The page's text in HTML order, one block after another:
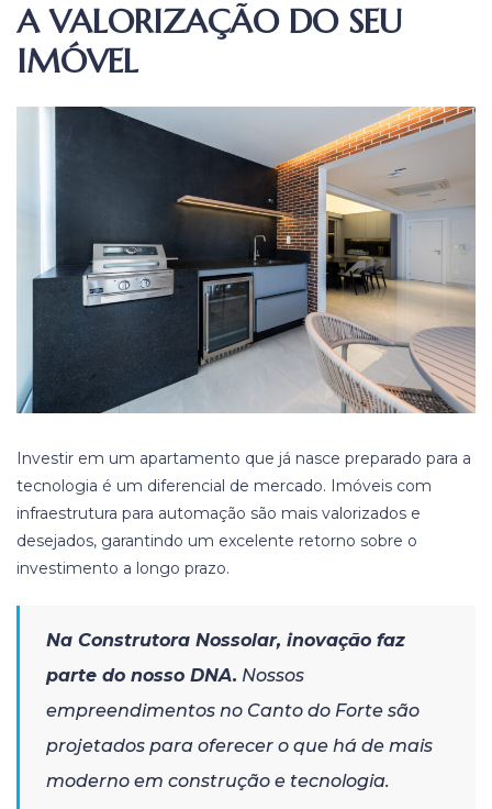
A VALORIZAÇÃO DO SEU
IMÓVEL
Investir em um apartamento que já nasce preparado para a
tecnologia é um diferencial de mercado. Imóveis com
infraestrutura para automação são mais valorizados e
desejados, garantindo um excelente retorno sobre o
investimento a longo prazo.
Na Construtora Nossolar, inovação faz
parte do nosso DNA. Nossos
empreendimentos no Canto do Forte são
projetados para oferecer o que há de mais
moderno em construção e tecnologia.